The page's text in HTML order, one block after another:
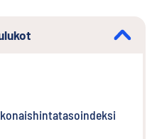
linkki